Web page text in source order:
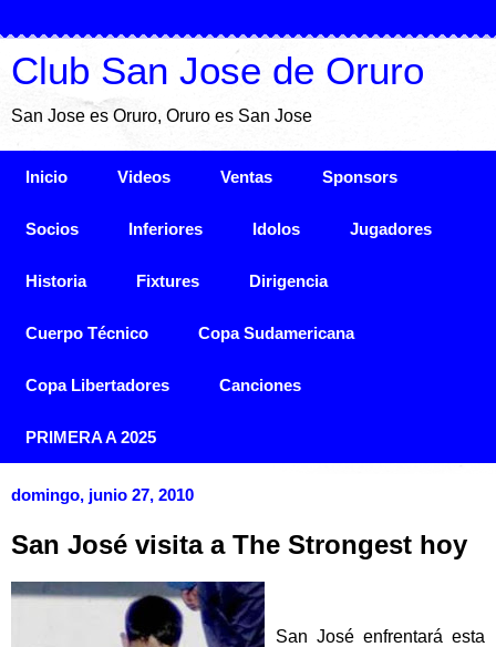
Club San Jose de Oruro
San Jose es Oruro, Oruro es San Jose
Inicio Videos Ventas Sponsors
Socios Inferiores Idolos Jugadores
Historia Fixtures Dirigencia
Cuerpo Técnico Copa Sudamericana
Copa Libertadores Canciones
PRIMERA A 2025
domingo, junio 27, 2010
San José visita a The Strongest hoy
San José enfrentará esta